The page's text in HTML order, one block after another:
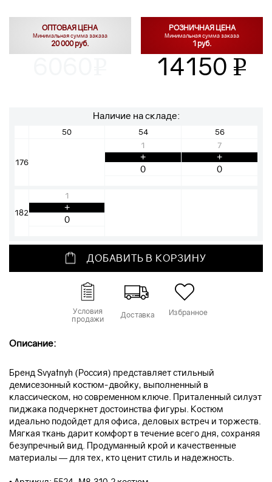
ОПТОВАЯ ЦЕНА
Минимальная сумма заказа
20 000 руб.
РОЗНИЧНАЯ ЦЕНА
Минимальная сумма заказа
1 руб.
14150 v
Наличие на складе:
50 54 56
176
1
+
7
+
182
1
+
ДОБАВИТЬ В КОРЗИНУ
Условия
продажи Доставка Избранное
Описание:
Бренд Svyatnyh (Россия) представляет стильный
демисезонный костюм-двойку, выполненный в
классическом, но современном ключе. Приталенный силуэт
пиджака подчеркнет достоинства фигуры. Костюм
идеально подойдет для офиса, деловых встреч и торжеств.
Мягкая ткань дарит комфорт в течение всего дня, сохраняя
безупречный вид. Продуманный крой и качественные
материалы — для тех, кто ценит стиль и надежность.